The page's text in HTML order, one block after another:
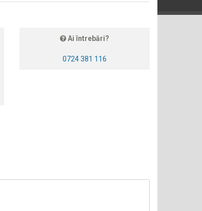
Ai întrebări?
0724 381 116